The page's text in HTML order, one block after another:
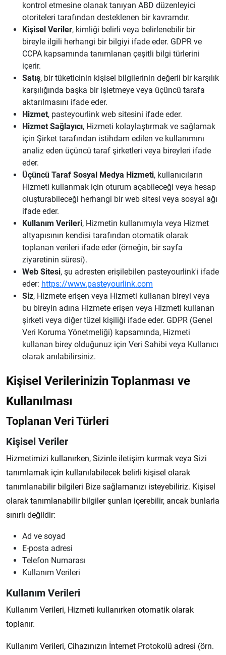
kontrol etmesine olanak tanıyan ABD düzenleyici
otoriteleri tarafından desteklenen bir kavramdır.
Kişisel Veriler, kimliği belirli veya belirlenebilir bir
bireyle ilgili herhangi bir bilgiyi ifade eder. GDPR ve
CCPA kapsamında tanımlanan çeşitli bilgi türlerini
içerir.
Satış, bir tüketicinin kişisel bilgilerinin değerli bir karşılık
karşılığında başka bir işletmeye veya üçüncü tarafa
aktarılmasını ifade eder.
Hizmet, pasteyourlink web sitesini ifade eder.
Hizmet Sağlayıcı, Hizmeti kolaylaştırmak ve sağlamak
için Şirket tarafından istihdam edilen ve kullanımını
analiz eden üçüncü taraf şirketleri veya bireyleri ifade
eder.
Üçüncü Taraf Sosyal Medya Hizmeti, kullanıcıların
Hizmeti kullanmak için oturum açabileceği veya hesap
oluşturabileceği herhangi bir web sitesi veya sosyal ağı
ifade eder.
Kullanım Verileri, Hizmetin kullanımıyla veya Hizmet
altyapısının kendisi tarafından otomatik olarak
toplanan verileri ifade eder (örneğin, bir sayfa
ziyaretinin süresi).
Web Sitesi, şu adresten erişilebilen pasteyourlink'i ifade
eder: https://www.pasteyourlink.com
Siz, Hizmete erişen veya Hizmeti kullanan bireyi veya
bu bireyin adına Hizmete erişen veya Hizmeti kullanan
şirketi veya diğer tüzel kişiliği ifade eder. GDPR (Genel
Veri Koruma Yönetmeliği) kapsamında, Hizmeti
kullanan birey olduğunuz için Veri Sahibi veya Kullanıcı
olarak anılabilirsiniz.
Kişisel Verilerinizin Toplanması ve
Kullanılması
Toplanan Veri Türleri
Kişisel Veriler
Hizmetimizi kullanırken, Sizinle iletişim kurmak veya Sizi
tanımlamak için kullanılabilecek belirli kişisel olarak
tanımlanabilir bilgileri Bize sağlamanızı isteyebiliriz. Kişisel
olarak tanımlanabilir bilgiler şunları içerebilir, ancak bunlarla
sınırlı değildir:
Ad ve soyad
E-posta adresi
Telefon Numarası
Kullanım Verileri
Kullanım Verileri
Kullanım Verileri, Hizmeti kullanırken otomatik olarak
toplanır.
Kullanım Verileri, Cihazınızın İnternet Protokolü adresi (örn.